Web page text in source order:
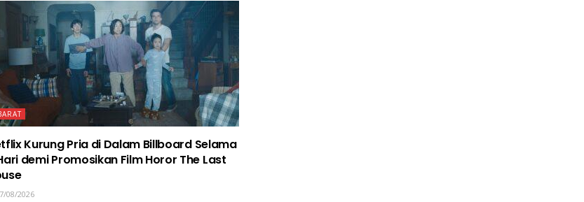
Kurung Pria di Dalam Billboard Selama
demi Promosikan Film Horor The Last
08/2026